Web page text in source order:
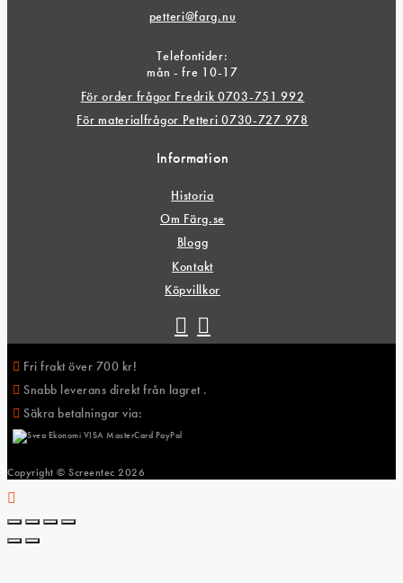
petteri@farg.nu
Telefontider:
mån - fre 10-17
För order frågor Fredrik 0703-751 992
För materialfrågor Petteri 0730-727 978
Information
Historia
Om Färg.se
Blogg
Kontakt
Köpvillkor
Fri frakt över 700 kr!
Snabb leverans direkt från lagret .
Säkra betalningar via:
Copyright © Screentec 2026